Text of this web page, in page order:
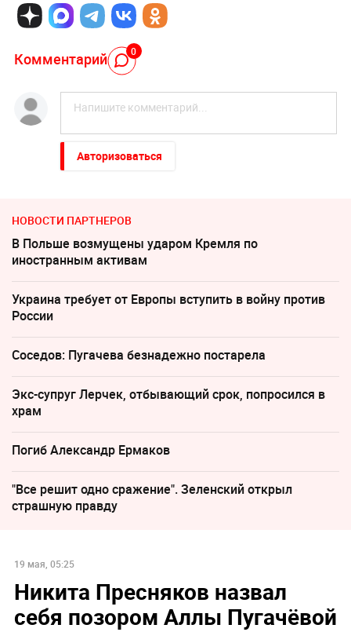
Комментарий 0
Авторизоваться
НОВОСТИ ПАРТНЕРОВ
В Польше возмущены ударом Кремля по
иностранным активам
Украина требует от Европы вступить в войну против
России
Соседов: Пугачева безнадежно постарела
Экс-супруг Лерчек, отбывающий срок, попросился в
храм
Погиб Александр Ермаков
"Все решит одно сражение". Зеленский открыл
страшную правду
19 мая, 05:25
Никита Пресняков назвал
себя позором Аллы Пугачёвой